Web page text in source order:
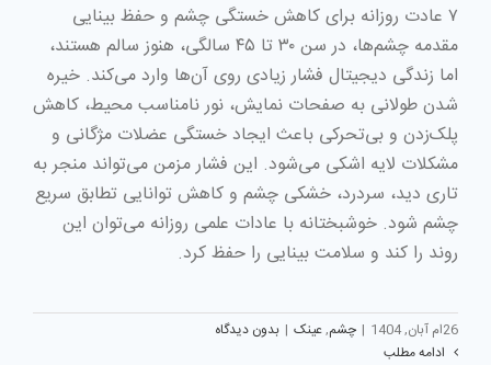
۷ عادت روزانه برای کاهش خستگی چشم و حفظ بینایی
مقدمه چشم‌ها، در سن ۳۰ تا ۴۵ سالگی، هنوز سالم هستند،
اما زندگی دیجیتال فشار زیادی روی آن‌ها وارد می‌کند. خیره
شدن طولانی به صفحات نمایش، نور نامناسب محیط، کاهش
پلک‌زدن و بی‌تحرکی باعث ایجاد خستگی عضلات مژگانی و
مشکلات لایه اشکی می‌شود. این فشار مزمن می‌تواند منجر به
تاری دید، سردرد، خشکی چشم و کاهش توانایی تطابق سریع
چشم شود. خوشبختانه با عادات علمی روزانه می‌توان این
روند را کند و سلامت بینایی را حفظ کرد.
26ام آبان, 1404 | چشم,عینک | بدون دیدگاه
ادامه مطلب